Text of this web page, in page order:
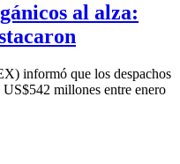
al alza:
informó que los despachos
millones entre enero